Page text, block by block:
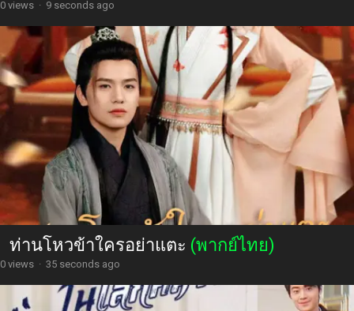
0 views · 9 seconds ago
ท่านโหวข้าใครอย่าแตะ (พากย์ไทย)
0 views · 35 seconds ago